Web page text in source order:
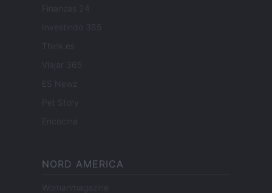
Finanzas 24
Investindo 365
Think.es
Viajar 365
ES Newz
Pet Story
Encocina
NORD AMERICA
Womanmagazine